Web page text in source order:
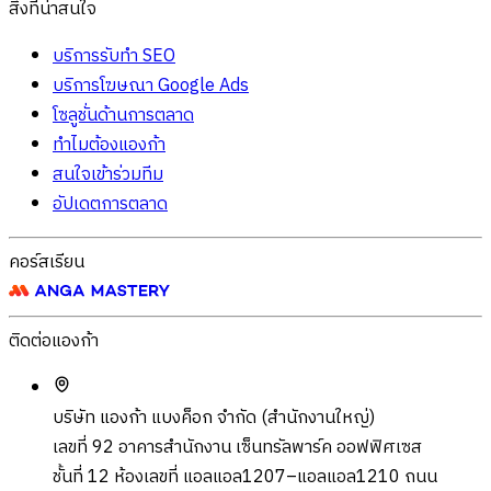
สิ่งที่น่าสนใจ
บริการรับทำ SEO
บริการโฆษณา Google Ads
โซลูชั่นด้านการตลาด
ทำไมต้องแองก้า
สนใจเข้าร่วมทีม
อัปเดตการตลาด
คอร์สเรียน
ติดต่อแองก้า
บริษัท แองก้า แบงค็อก จำกัด (สำนักงานใหญ่)
เลขที่ 92 อาคารสำนักงาน เซ็นทรัลพาร์ค ออฟฟิศเซส
ชั้นที่ 12 ห้องเลขที่ แอลแอล1207–แอลแอล1210 ถนน